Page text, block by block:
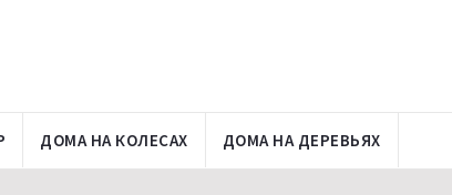
ДОМА НА КОЛЕСАХ ДОМА НА ДЕРЕВЬЯХ